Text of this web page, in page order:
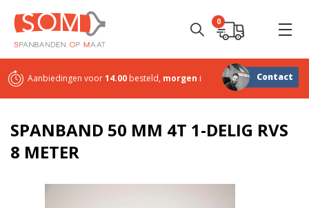
0
Aanbiedingen voor14.00 besteld, morgen in huisSterk in maatwerk
Contact
SPANBAND 50 MM 4T 1-DELIG RVS
8 METER